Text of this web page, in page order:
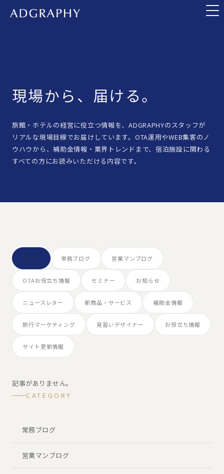
現場から、届ける。
旅館・ホテルの経営に役立つ情報を、ADGRAPHYのスタッフが
リアルな現場目線でお届けしています。OTA運用やWEB集客のノ
ウハウから、補助金情報・業界トレンドまで、宿泊施設に関わる
すべての方にお読みいただける内容です。
すべて 常務ブログ 営業マンブログ
OTAお役立ち情報 セミナー お知らせ
ニュースレター 新商品・サービス 補助金情報
旅行マーケティング 見習いデザイナー お役立ち情報
サイト更新情報
記事がありません。
CATEGORY
常務ブログ
営業マンブログ